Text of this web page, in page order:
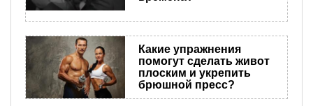
Какие упражнения
помогут сделать живот
плоским и укрепить
брюшной пресс?